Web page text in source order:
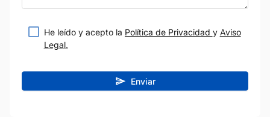
He leído y acepto la Política de Privacidad y Aviso
Legal.
Enviar